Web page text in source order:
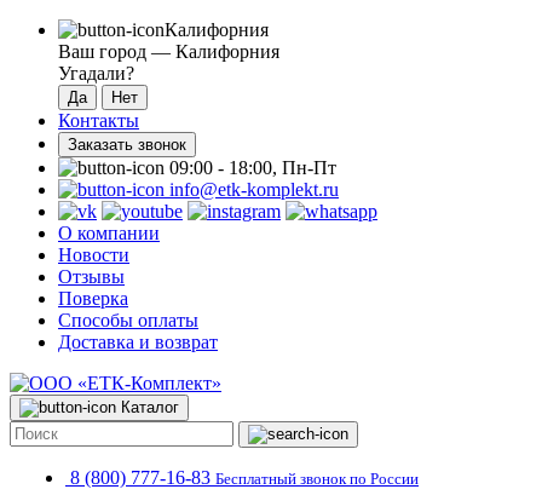
Калифорния
Ваш город — Калифорния
Угадали?
Контакты
Заказать звонок
09:00 - 18:00, Пн-Пт
info@etk-komplekt.ru
О компании
Новости
Отзывы
Поверка
Способы оплаты
Доставка и возврат
Каталог
8 (800) 777-16-83 Бесплатный звонок по России